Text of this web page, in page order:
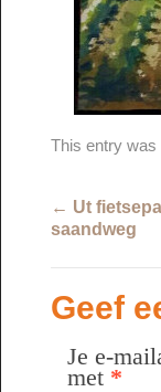
This entry was
← Ut
saandweg
Geef
Je e-
met *